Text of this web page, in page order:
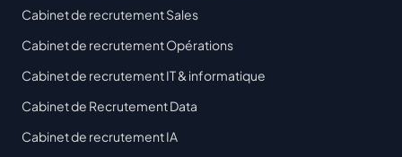
Cabinet de recrutement Sales
Cabinet de recrutement Opérations
Cabinet de recrutement IT & informatique
Cabinet de Recrutement Data
Cabinet de recrutement IA